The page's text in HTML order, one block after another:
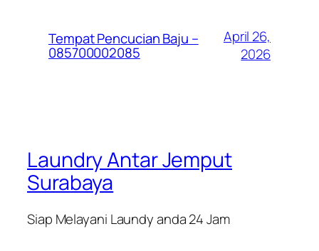
Tempat Pencucian Baju –
085700002085
April 26,
2026
Laundry Antar Jemput
Surabaya
Siap Melayani Laundy anda 24 Jam